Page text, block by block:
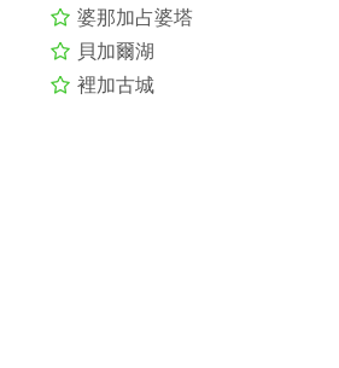
婆那加占婆塔
貝加爾湖
裡加古城